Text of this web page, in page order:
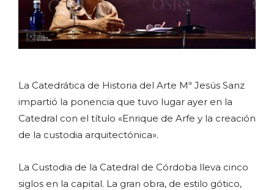
La Catedrática de Historia del Arte Mª Jesús Sanz
impartió la ponencia que tuvo lugar ayer en la
Catedral con el título «Enrique de Arfe y la creación
de la custodia arquitectónica».
La Custodia de la Catedral de Córdoba lleva cinco
siglos en la capital. La gran obra, de estilo gótico,